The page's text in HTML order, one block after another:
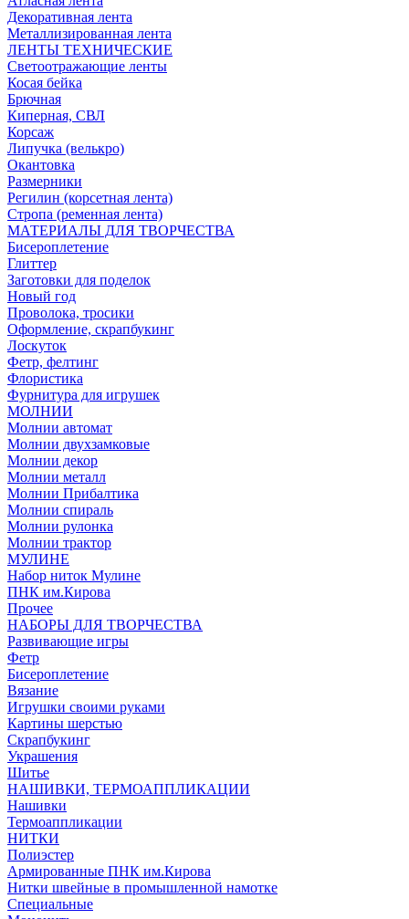
Декоративная лента
Металлизированная лента
ЛЕНТЫ ТЕХНИЧЕСКИЕ
Светоотражающие ленты
Косая бейка
Брючная
Киперная, СВЛ
Корсаж
Липучка (велькро)
Окантовка
Размерники
Регилин (корсетная лента)
Стропа (ременная лента)
МАТЕРИАЛЫ ДЛЯ ТВОРЧЕСТВА
Бисероплетение
Глиттер
Заготовки для поделок
Новый год
Проволока, тросики
Оформление, скрапбукинг
Лоскуток
Фетр, фелтинг
Флористика
Фурнитура для игрушек
МОЛНИИ
Молнии автомат
Молнии двухзамковые
Молнии декор
Молнии металл
Молнии Прибалтика
Молнии спираль
Молнии рулонка
Молнии трактор
МУЛИНЕ
Набор ниток Мулине
ПНК им.Кирова
Прочее
НАБОРЫ ДЛЯ ТВОРЧЕСТВА
Развивающие игры
Фетр
Бисероплетение
Вязание
Игрушки своими руками
Картины шерстью
Скрапбукинг
Украшения
Шитье
НАШИВКИ, ТЕРМОАППЛИКАЦИИ
Нашивки
Термоаппликации
НИТКИ
Полиэстер
Армированные ПНК им.Кирова
Нитки швейные в промышленной намотке
Специальные